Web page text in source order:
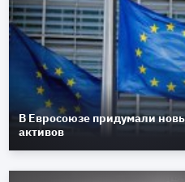
В Евросоюзе придумали
активов